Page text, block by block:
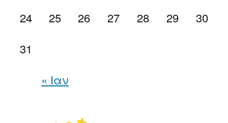
« Ιαν
24
25 26 27 28 29
30
31